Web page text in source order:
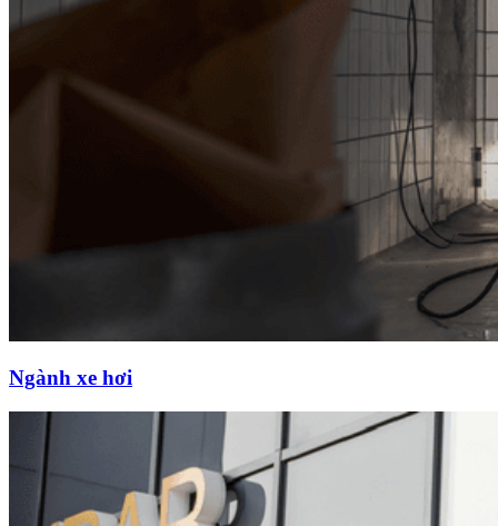
Ngành xe hơi